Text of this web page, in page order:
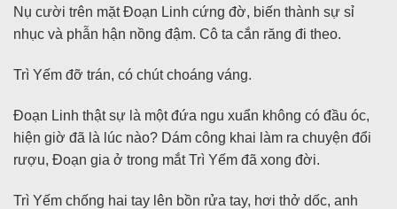
Nụ cười trên mặt Đoạn Linh cứng đờ, biến thành sự sỉ
nhục và phẫn hận nồng đậm. Cô ta cắn răng đi theo.
Trì Yếm đỡ trán, có chút choáng váng.
Đoạn Linh thật sự là một đứa ngu xuẩn không có đầu óc,
hiện giờ đã là lúc nào? Dám công khai làm ra chuyện đổi
rượu, Đoạn gia ở trong mắt Trì Yếm đã xong đời.
Trì Yếm chống hai tay lên bồn rửa tay, hơi thở dốc, anh